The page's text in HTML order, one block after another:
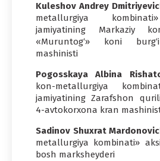
Kuleshov Andrey
metallurgiya
jamiyatining Markaziy
«Muruntog‘» koni
mashinisti
Pogosskaya Albina
kon-metallurgiya
jamiyatining Zarafshon
4-avtokorxona kran
Sadinov Shuxrat
metallurgiya kombinati»
bosh marksheyderi